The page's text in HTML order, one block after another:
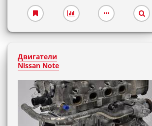
Двигатели
Nissan Note